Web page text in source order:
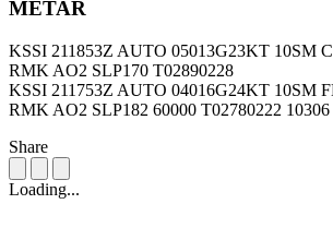
METAR
KSSI 211853Z AUTO 05013G23KT 10SM
RMK AO2 SLP170 T02890228
KSSI 211753Z AUTO 04016G24KT 10SM
RMK AO2 SLP182 60000 T02780222 10306
Share
Loading...